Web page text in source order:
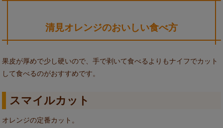
清見オレンジのおいしい食べ方
果皮が厚めで少し硬いので、手で剥いて食べるよりもナイフでカット
して食べるのがおすすめです。
スマイルカット
オレンジの定番カット。